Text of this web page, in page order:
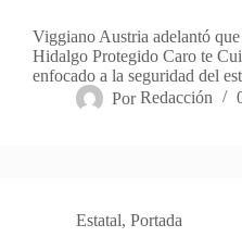
Viggiano Austria adelantó
Hidalgo Protegido Caro te
enfocado a la seguridad del
Por Redacción
Estatal, Portada